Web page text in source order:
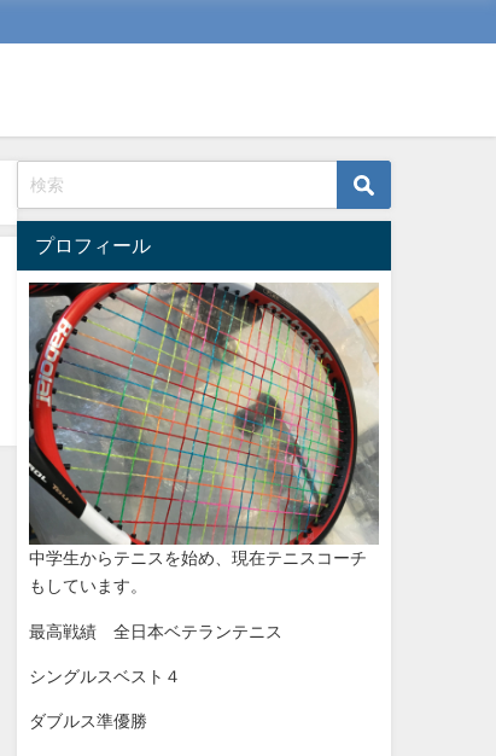
プロフィール
中学生からテニスを始め、現在テニスコーチ
もしています。
最高戦績 全日本ベテランテニス
シングルスベスト４
ダブルス準優勝